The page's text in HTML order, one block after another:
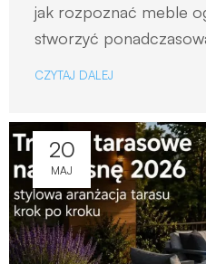
jak rozpoznać meble
stworzyć
CZYTAJ DALEJ
20
MAJ